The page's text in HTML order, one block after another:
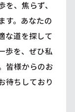
、焦らず、
す。あなたの
な道を探して
歩を、ぜひ私
皆様からのお
待ちしており